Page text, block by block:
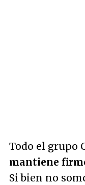
Todo el grupo
mantiene
Si bien no